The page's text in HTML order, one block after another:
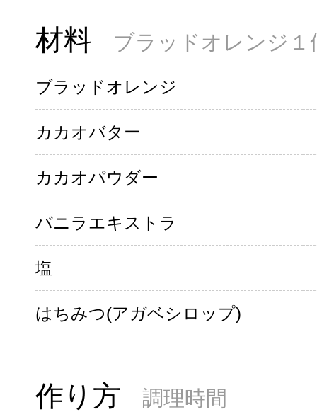
材料 ブラッドオレンジ１
ブラッドオレンジ
カカオバター
カカオパウダー
バニラエキストラ
塩
はちみつ(アガベシロップ)
作り方 調理時間